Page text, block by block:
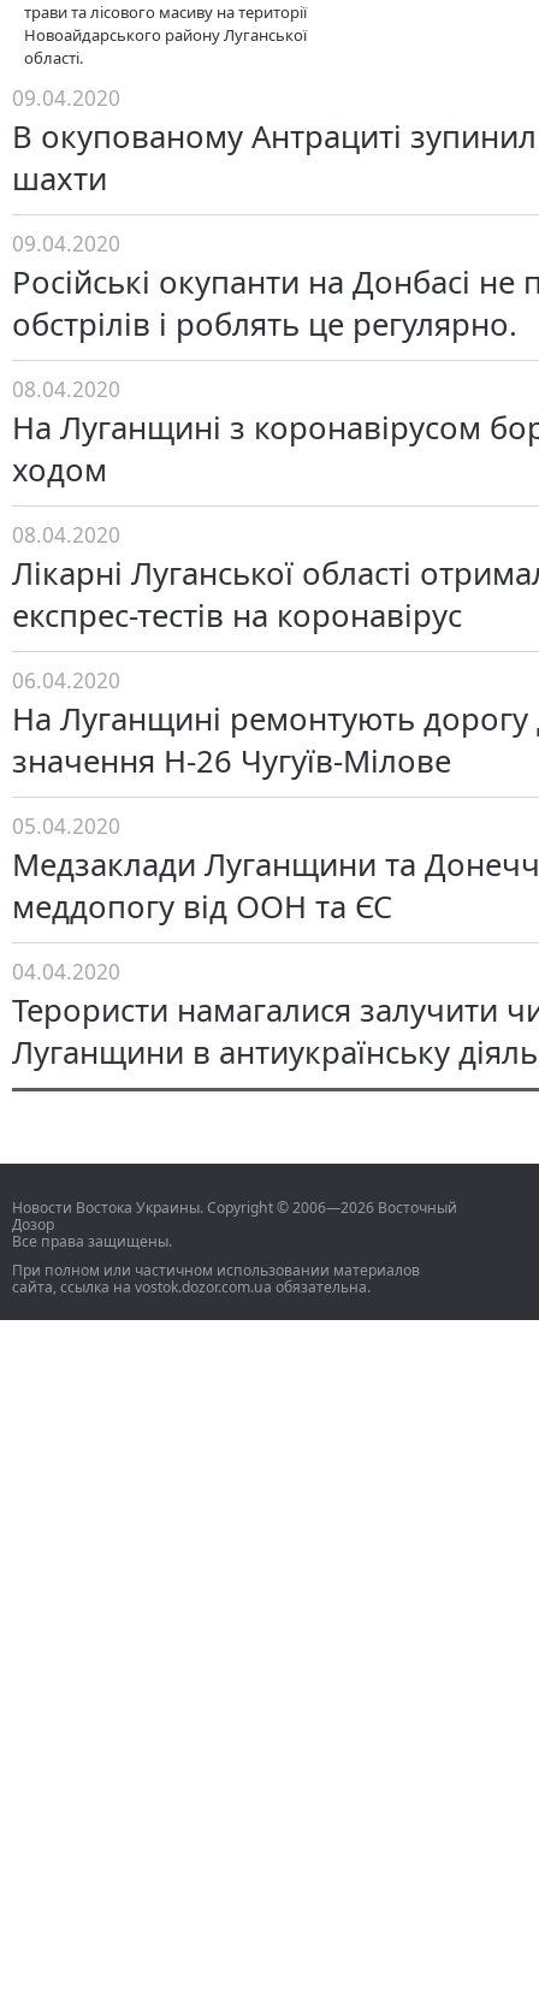
трави та лісового масиву на території
Новоайдарського району Луганської
області.
09.04.2020
В окупованому Антрациті
шахти
09.04.2020
Російські окупанти на Донбасі
обстрілів і роблять це регулярно.
08.04.2020
На Луганщині з коронавірусом
ходом
08.04.2020
Лікарні Луганської області
експрес-тестів на коронавірус
06.04.2020
На Луганщині ремонтують
значення Н-26 Чугуїв-Мілове
05.04.2020
Медзаклади Луганщини та
меддопогу від ООН та ЄС
04.04.2020
Терористи намагалися залучити
Луганщини в антиукраїнську
Новости Востока Украины. Copyright © 2006—2026 Восточный
Дозор
Все права защищены.
При полном или частичном использовании материалов
сайта, ссылка на vostok.dozor.com.ua обязательна.